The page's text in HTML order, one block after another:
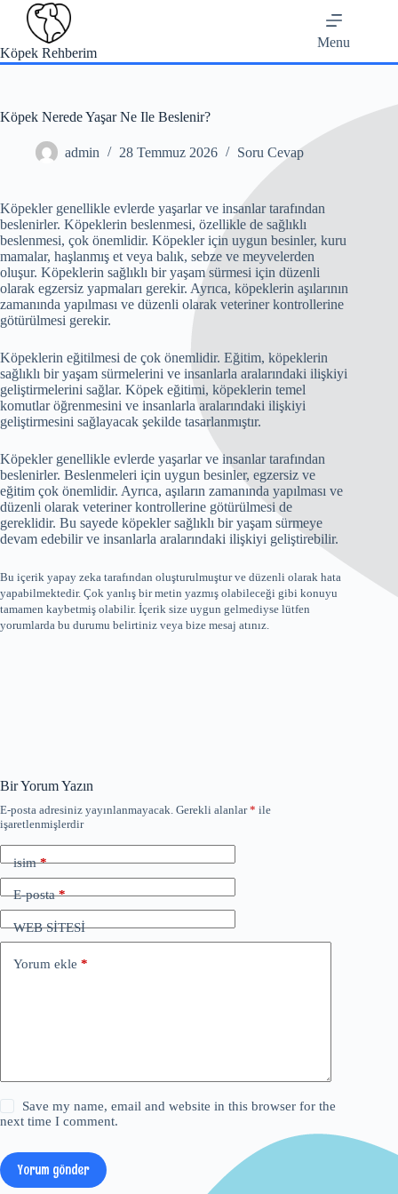
content
Köpek Rehberim
Menu
Köpek Nerede Yaşar Ne Ile Beslenir?
admin 28 Temmuz 2026 Soru Cevap
Köpekler genellikle evlerde yaşarlar ve insanlar tarafından
beslenirler. Köpeklerin beslenmesi, özellikle de sağlıklı
beslenmesi, çok önemlidir. Köpekler için uygun besinler, kuru
mamalar, haşlanmış et veya balık, sebze ve meyvelerden
oluşur. Köpeklerin sağlıklı bir yaşam sürmesi için düzenli
olarak egzersiz yapmaları gerekir. Ayrıca, köpeklerin aşılarının
zamanında yapılması ve düzenli olarak veteriner kontrollerine
götürülmesi gerekir.
Köpeklerin eğitilmesi de çok önemlidir. Eğitim, köpeklerin
sağlıklı bir yaşam sürmelerini ve insanlarla aralarındaki ilişkiyi
geliştirmelerini sağlar. Köpek eğitimi, köpeklerin temel
komutlar öğrenmesini ve insanlarla aralarındaki ilişkiyi
geliştirmesini sağlayacak şekilde tasarlanmıştır.
Köpekler genellikle evlerde yaşarlar ve insanlar tarafından
beslenirler. Beslenmeleri için uygun besinler, egzersiz ve
eğitim çok önemlidir. Ayrıca, aşıların zamanında yapılması ve
düzenli olarak veteriner kontrollerine götürülmesi de
gereklidir. Bu sayede köpekler sağlıklı bir yaşam sürmeye
devam edebilir ve insanlarla aralarındaki ilişkiyi geliştirebilir.
Bu içerik yapay zeka tarafından oluşturulmuştur ve düzenli olarak hata
yapabilmektedir. Çok yanlış bir metin yazmış olabileceği gibi konuyu
tamamen kaybetmiş olabilir. İçerik size uygun gelmediyse lütfen
yorumlarda bu durumu belirtiniz veya bize mesaj atınız.
Bir Yorum Yazın
E-posta adresiniz yayınlanmayacak. Gerekli alanlar* ile
işaretlenmişlerdir
isim*
E-posta*
WEB SİTESİ
Yorum ekle *
Save my name, email and website in this browser for the
next time I comment.
Yorum gönder